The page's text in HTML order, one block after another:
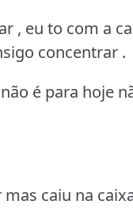
, eu to com a
concentrar .
é para hoje
caiu na